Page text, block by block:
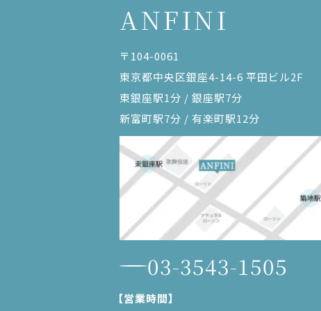
ANFINI
〒104-0061
東京都中央区銀座4-14-6 平田ビル2F
東銀座駅1分 / 銀座駅7分
新富町駅7分 / 有楽町駅12分
03-3543-1505
【営業時間】